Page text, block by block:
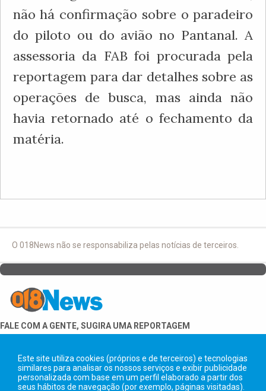
não há confirmação sobre o paradeiro
do piloto ou do avião no Pantanal. A
assessoria da FAB foi procurada pela
reportagem para dar detalhes sobre as
operações de busca, mas ainda não
havia retornado até o fechamento da
matéria.
O 018News não se responsabiliza pelas notícias de terceiros.
Este site utiliza cookies (próprios e de terceiros) e tecnologias
similares para analisar os nossos serviços e exibir publicidade
personalizada com base em um perfil elaborado a partir dos
seus hábitos de navegação (por exemplo, páginas visitadas).
FALE COM A GENTE, SUGIRA UMA REPORTAGEM